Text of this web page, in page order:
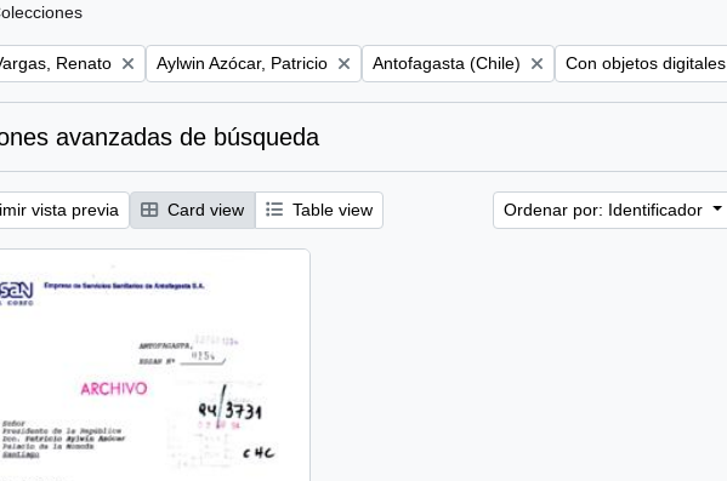
filter: Renato Remove filter:
Aylwin Azócar, Patricio Remove filter:
Antofagasta (Chile) Remove filter:
Con objetos digitales
avanzadas de búsqueda
vista previa Card view Table view Ordenar por: Identificador